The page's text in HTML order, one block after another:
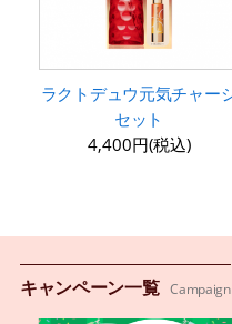
ラクトデュウ元気チャー
セット
4,400円(税込)
キャンペーン一覧 Campaign